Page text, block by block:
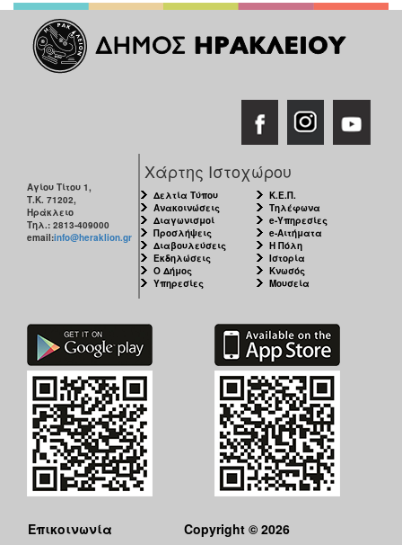
Αγίου Τίτου 1,
Τ.Κ. 71202,
Ηράκλειο
Τηλ.: 2813-409000
email:info@heraklion.gr
Χάρτης Ιστοχώρου
Δελτία Τύπου
Ανακοινώσεις
Διαγωνισμοί
Προσλήψεις
Διαβουλεύσεις
Εκδηλώσεις
Ο Δήμος
Υπηρεσίες
Κ.Ε.Π.
Τηλέφωνα
e-Υπηρεσίες
e-Αιτήματα
Η Πόλη
Ιστορία
Κνωσός
Μουσεία
Επικοινωνία Copyright © 2026